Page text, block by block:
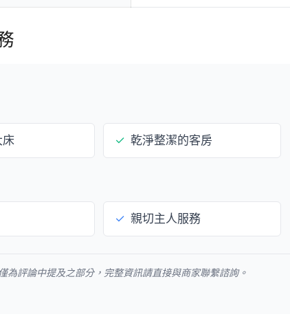
床 ✓ 乾淨整潔的客房
✓ 親切主人服務
為評論中提及之部分，完整資訊請直接與商家聯繫諮詢。